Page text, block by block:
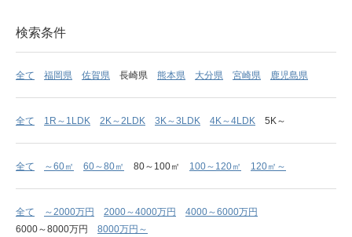
検索条件
全て 福岡県 佐賀県 長崎県 熊本県 大分県 宮崎県 鹿児島県
全て 1R～1LDK 2K～2LDK 3K～3LDK 4K～4LDK 5K～
全て ～60㎡ 60～80㎡ 80～100㎡ 100～120㎡ 120㎡～
全て ～2000万円 2000～4000万円
4000～6000万円
6000～8000万円
8000万円～